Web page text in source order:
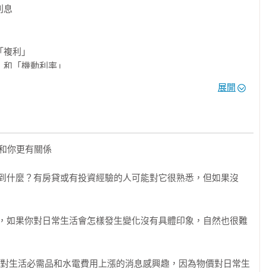
讓你一跨頁搞定1金融關鍵要點，2小時修完73個必修學分。無
速掌握生活中跟利率有關的決策大小事。為自己加值利率知
指標是利率。一本書讓你學會面對升息或降息市場時，如何聰
入門圖解書
率相關概念與知識，對初學者非常親切好讀，易學習吸收。
的概念變簡單
，在日常生活、投資策略上，趁勢（利率）而為。
主持人
展開
你更有關係
麼？有房貸或有投資經驗的人可能對它很熟悉，但如果沒
果你對日常生活會怎樣發生變化沒有具體印象，自然也很難
活必需品和水電費用上漲的消息感興趣，因為物價對日常生